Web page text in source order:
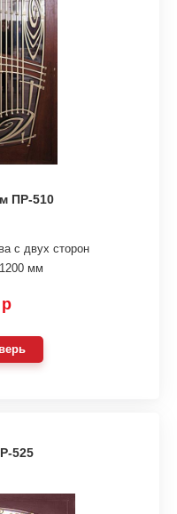
ПР-510
с двух сторон
мм
525